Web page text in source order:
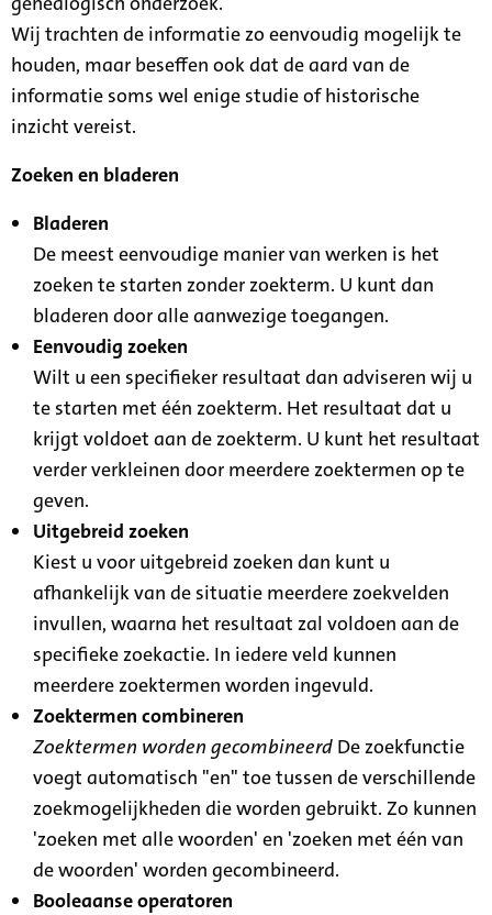
Wij trachten de informatie zo eenvoudig mogelijk te
houden, maar beseffen ook dat de aard van de
informatie soms wel enige studie of historische
inzicht vereist.
Zoeken en bladeren
Bladeren
De meest eenvoudige manier van werken is het
zoeken te starten zonder zoekterm. U kunt dan
bladeren door alle aanwezige toegangen.
Eenvoudig zoeken
Wilt u een specifieker resultaat dan adviseren wij u
te starten met één zoekterm. Het resultaat dat u
krijgt voldoet aan de zoekterm. U kunt het resultaat
verder verkleinen door meerdere zoektermen op te
geven.
Uitgebreid zoeken
Kiest u voor uitgebreid zoeken dan kunt u
afhankelijk van de situatie meerdere zoekvelden
invullen, waarna het resultaat zal voldoen aan de
specifieke zoekactie. In iedere veld kunnen
meerdere zoektermen worden ingevuld.
Zoektermen combineren
Zoektermen worden gecombineerd De zoekfunctie
voegt automatisch "en" toe tussen de verschillende
zoekmogelijkheden die worden gebruikt. Zo kunnen
'zoeken met alle woorden' en 'zoeken met één van
de woorden' worden gecombineerd.
Booleaanse operatoren